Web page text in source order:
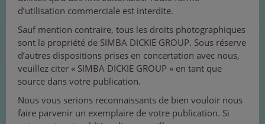
d’utilisation commerciale est interdite.
Sauf mention contraire, tous les droits photographiques
sont la propriété de SIMBA DICKIE GROUP. Sous réserve
d’autres dispositions prises en concertation avec nous,
veuillez citer « SIMBA DICKIE GROUP » en tant que
source dans votre publication.
Nous vous serions reconnaissants de bien vouloir nous
faire parvenir un exemplaire de votre publication. Si